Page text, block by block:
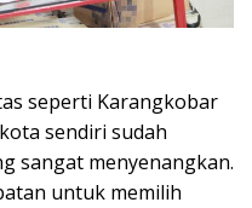
seperti Karangkobar
sendiri sudah
sangat menyenangkan.
untuk memilih